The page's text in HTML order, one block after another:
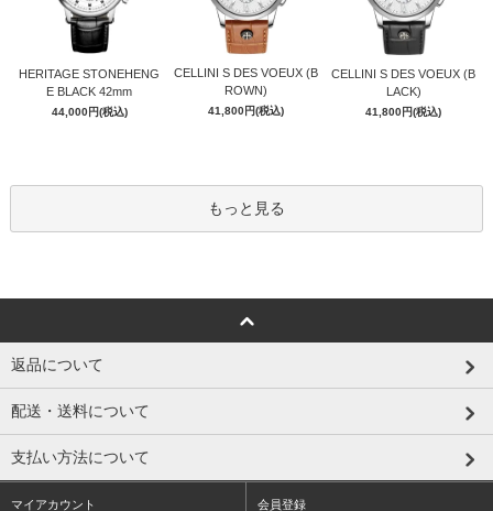
HERITAGE STONEHENG
E BLACK 42mm
44,000円(税込)
CELLINI S DES VOEUX (B
ROWN)
41,800円(税込)
CELLINI S DES VOEUX (B
LACK)
41,800円(税込)
もっと見る
返品について
配送・送料について
支払い方法について
マイアカウント 会員登録